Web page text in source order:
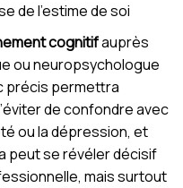
de l’estime de soi
cognitifauprès
ou neuropsychologue
précis permettra
de confondre avec
ou la dépression, et
peut se révéler décisif
mais surtout